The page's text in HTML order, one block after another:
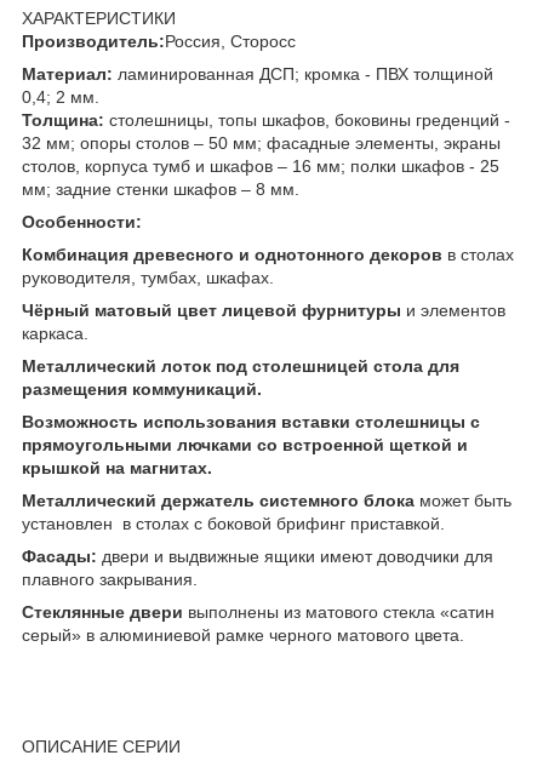
ХАРАКТЕРИСТИКИ
Производитель:Россия, Сторосс
Материал: ламинированная ДСП; кромка - ПВХ толщиной
0,4; 2 мм.
Толщина: столешницы, топы шкафов, боковины греденций -
32 мм; опоры столов – 50 мм; фасадные элементы, экраны
столов, корпуса тумб и шкафов – 16 мм; полки шкафов - 25
мм; задние стенки шкафов – 8 мм.
Особенности:
Комбинация древесного и однотонного декоров в столах
руководителя, тумбах, шкафах.
Чёрный матовый цвет лицевой фурнитуры и элементов
каркаса.
Металлический лоток под столешницей стола для
размещения коммуникаций.
Возможность использования вставки столешницы с
прямоугольными лючками со встроенной щеткой и
крышкой на магнитах.
Металлический держатель системного блока может быть
установлен в столах с боковой брифинг приставкой.
Фасады: двери и выдвижные ящики имеют доводчики для
плавного закрывания.
Стеклянные двери выполнены из матового стекла «сатин
серый» в алюминиевой рамке черного матового цвета.
ОПИСАНИЕ СЕРИИ